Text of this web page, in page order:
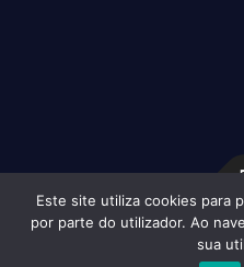
Copyright © 2026 CCRUP
Este site utiliza cookies para
por parte do utilizador. Ao
sua